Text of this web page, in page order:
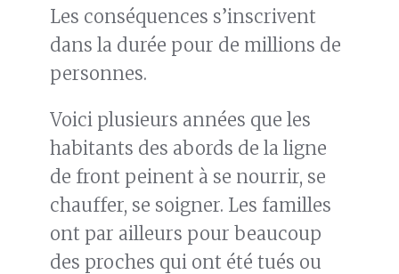
Les conséquences s’inscrivent
dans la durée pour de millions de
personnes.
Voici plusieurs années que les
habitants des abords de la ligne
de front peinent à se nourrir, se
chauffer, se soigner. Les familles
ont par ailleurs pour beaucoup
des proches qui ont été tués ou